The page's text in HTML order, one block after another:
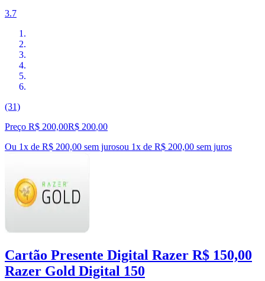
3.7
(31)
Preço R$ 200,00R$ 200,00
Ou 1x de R$ 200,00 sem jurosou 1x de R$ 200,00 sem juros
Cartão Presente Digital Razer R$ 150,00
Razer Gold Digital 150